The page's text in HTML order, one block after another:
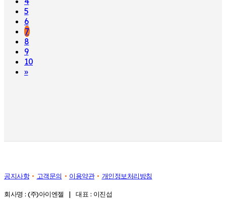
5
6
7
8
9
10
»
공지사항 고객문의 이용약관 개인정보처리방침
회사명 : (주)아이엔젤 | 대표 : 이진섭